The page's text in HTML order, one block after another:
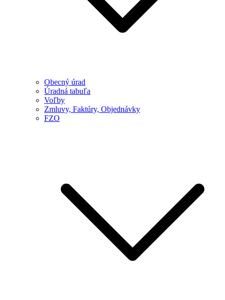
Obecný úrad
Úradná tabuľa
Voľby
Zmluvy, Faktúry, Objednávky
FZO